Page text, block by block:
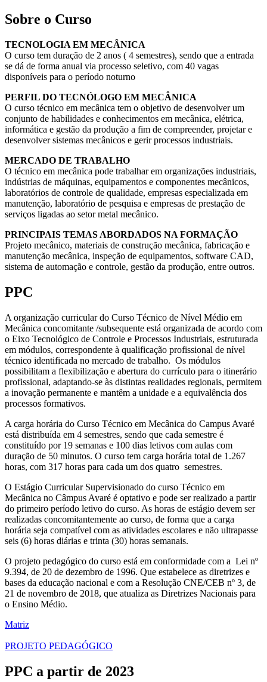
Sobre o Curso
TECNOLOGIA EM MECÂNICA
O curso tem duração de 2 anos ( 4 semestres), sendo que a entrada
se dá de forma anual via processo seletivo, com 40 vagas
disponíveis para o período noturno
PERFIL DO TECNÓLOGO EM MECÂNICA
O curso técnico em mecânica tem o objetivo de desenvolver um
conjunto de habilidades e conhecimentos em mecânica, elétrica,
informática e gestão da produção a fim de compreender, projetar e
desenvolver sistemas mecânicos e gerir processos industriais.
MERCADO DE TRABALHO
O técnico em mecânica pode trabalhar em organizações industriais,
indústrias de máquinas, equipamentos e componentes mecânicos,
laboratórios de controle de qualidade, empresas especializada em
manutenção, laboratório de pesquisa e empresas de prestação de
serviços ligadas ao setor metal mecânico.
PRINCIPAIS TEMAS ABORDADOS NA FORMAÇÃO
Projeto mecânico, materiais de construção mecânica, fabricação e
manutenção mecânica, inspeção de equipamentos, software CAD,
sistema de automação e controle, gestão da produção, entre outros.
PPC
A organização curricular do Curso Técnico de Nível Médio em
Mecânica concomitante /subsequente está organizada de acordo com
o Eixo Tecnológico de Controle e Processos Industriais, estruturada
em módulos, correspondente à qualificação profissional de nível
técnico identificada no mercado de trabalho. Os módulos
possibilitam a flexibilização e abertura do currículo para o itinerário
profissional, adaptando-se às distintas realidades regionais, permitem
a inovação permanente e mantêm a unidade e a equivalência dos
processos formativos.
A carga horária do Curso Técnico em Mecânica do Campus Avaré
está distribuída em 4 semestres, sendo que cada semestre é
constituído por 19 semanas e 100 dias letivos com aulas com
duração de 50 minutos. O curso tem carga horária total de 1.267
horas, com 317 horas para cada um dos quatro semestres.
O Estágio Curricular Supervisionado do curso Técnico em
Mecânica no Câmpus Avaré é optativo e pode ser realizado a partir
do primeiro período letivo do curso. As horas de estágio devem ser
realizadas concomitantemente ao curso, de forma que a carga
horária seja compatível com as atividades escolares e não ultrapasse
seis (6) horas diárias e trinta (30) horas semanais.
O projeto pedagógico do curso está em conformidade com a Lei nº
9.394, de 20 de dezembro de 1996. Que estabelece as diretrizes e
bases da educação nacional e com a Resolução CNE/CEB nº 3, de
21 de novembro de 2018, que atualiza as Diretrizes Nacionais para
o Ensino Médio.
Matriz
PROJETO PEDAGÓGICO
PPC a partir de 2023